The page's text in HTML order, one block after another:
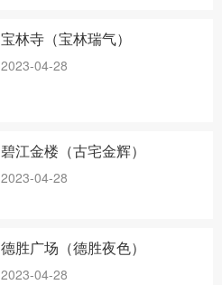
宝林寺（宝林瑞气）
2023-04-28
碧江金楼（古宅金辉）
2023-04-28
德胜广场（德胜夜色）
2023-04-28